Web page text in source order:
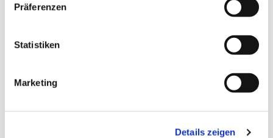
Präferenzen
Statistiken
Marketing
Details zeigen